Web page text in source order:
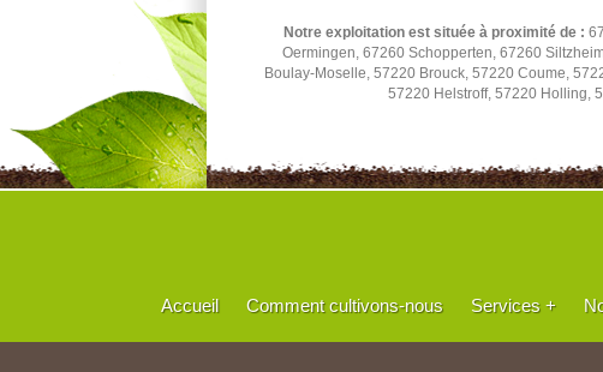
Notre exploitation est située à proximité de :
Oermingen, 67260 Schopperten, 67260
Boulay-Moselle, 57220 Brouck, 57220 Coume,
57220 Helstroff, 57220 Holling,
Accueil Comment cultivons-nous Services +